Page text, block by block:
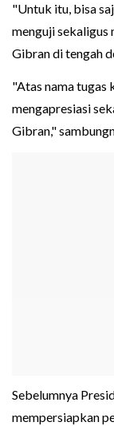
"Untuk itu, bisa
menguji sekaligus
Gibran di tengah
"Atas nama tugas
mengapresiasi
Gibran,"
Sebelumnya
mempersiapkan